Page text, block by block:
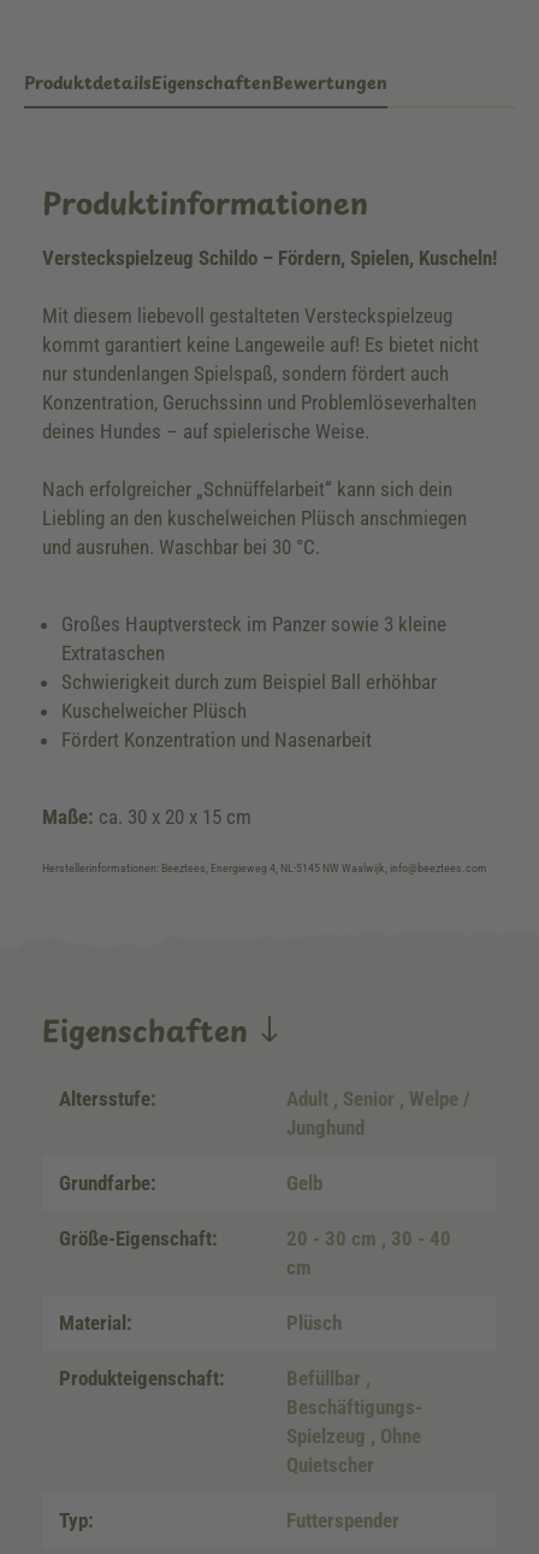
ProduktdetailsEigenschaftenBewertungen
Produktinformationen
Versteckspielzeug Schildo – Fördern, Spielen, Kuscheln!
Mit diesem liebevoll gestalteten Versteckspielzeug
kommt garantiert keine Langeweile auf! Es bietet nicht
nur stundenlangen Spielspaß, sondern fördert auch
Konzentration, Geruchssinn und Problemlöseverhalten
deines Hundes – auf spielerische Weise.
Nach erfolgreicher „Schnüffelarbeit“ kann sich dein
Liebling an den kuschelweichen Plüsch anschmiegen
und ausruhen. Waschbar bei 30 °C.
Großes Hauptversteck im Panzer sowie 3 kleine
Extrataschen
Schwierigkeit durch zum Beispiel Ball erhöhbar
Kuschelweicher Plüsch
Fördert Konzentration und Nasenarbeit
Maße: ca. 30 x 20 x 15 cm
Herstellerinformationen: Beeztees, Energieweg 4, NL-5145 NW Waalwijk, info@beeztees.com
Eigenschaften
Altersstufe: Adult , Senior , Welpe /
Junghund
Grundfarbe: Gelb
Größe-Eigenschaft: 20 - 30 cm , 30 - 40
cm
Material: Plüsch
Produkteigenschaft: Befüllbar ,
Beschäftigungs-
Spielzeug , Ohne
Quietscher
Typ: Futterspender